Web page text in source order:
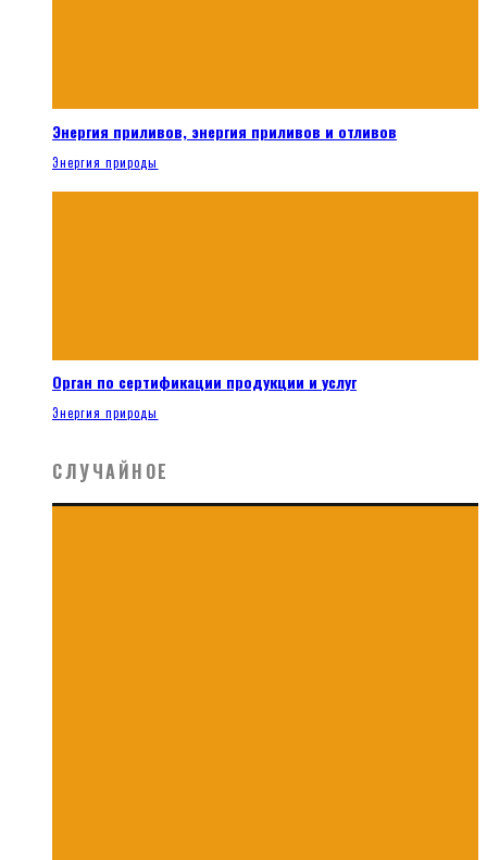
Энергия приливов, энергия приливов и отливов
Энергия природы
Орган по сертификации продукции и услуг
Энергия природы
СЛУЧАЙНОЕ